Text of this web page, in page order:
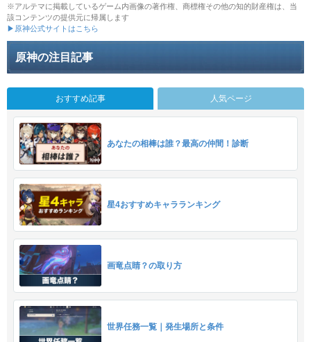
※アルテマに掲載しているゲーム内画像の著作権、商標権その他の知的財産権は、当
該コンテンツの提供元に帰属します
▶原神公式サイトはこちら
原神の注目記事
おすすめ記事 人気ページ
あなたの相棒は誰？最高の仲間！診断
星4おすすめキャラランキング
画竜点睛？の取り方
世界任務一覧｜発生場所と条件